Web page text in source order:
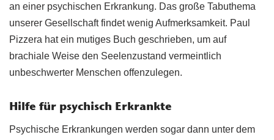
an einer psychischen Erkrankung. Das große Tabuthema
unserer Gesellschaft findet wenig Aufmerksamkeit. Paul
Pizzera hat ein mutiges Buch geschrieben, um auf
brachiale Weise den Seelenzustand vermeintlich
unbeschwerter Menschen offenzulegen.
Hilfe für psychisch Erkrankte
Psychische Erkrankungen werden sogar dann unter dem